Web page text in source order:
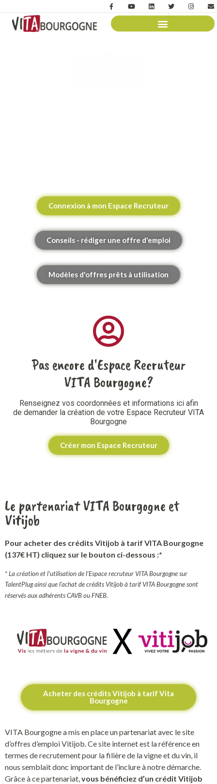
Connexion à mon Espace Recruteur
Conseils - rédiger une offre d'emploi
Modèles d'offres prêts à utilisation
Pas encore d'Espace Recruteur
VITA Bourgogne?
Renseignez vos coordonnées et informations ici afin
de demander la création de votre Espace Recruteur VITA
Bourgogne
Créer mon Espace Recruteur
Le partenariat VITA Bourgogne et
Vitijob
Pour acheter des crédits Vitijob à tarif VITA Bourgogne
(137€ HT) cliquez sur le bouton ci-dessous :*
* La création et l’utilisation de l’Espace recruteur VITA Bourgogne sur
TalentPlug ainsi que l’achat de crédits Vitijob à tarif VITA Bourgogne sont
réservés aux adhérents CAVB ou FNEB.
Acheter des crédits Vitijob à tarif Vita
Bourgogne
VITA Bourgogne a mis en place un partenariat avec le site
d’offres d’emploi Vitijob. Ce site internet est la référence en
termes de recrutement pour la filière de la vigne et du vin, il
nous semblait donc important de l’inclure à notre démarche.
Grâce à ce partenariat,vous bénéficiez d’un crédit Vitijob